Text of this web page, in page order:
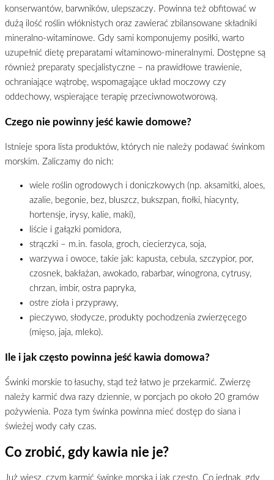
konserwantów, barwników, ulepszaczy. Powinna też obfitować w
dużą ilość roślin włóknistych oraz zawierać zbilansowane składniki
mineralno-witaminowe. Gdy sami komponujemy posiłki, warto
uzupełnić dietę preparatami witaminowo-mineralnymi. Dostępne są
również preparaty specjalistyczne – na prawidłowe trawienie,
ochraniające wątrobę, wspomagające układ moczowy czy
oddechowy, wspierające terapię przeciwnowotworową.
Czego nie powinny jeść kawie domowe?
Istnieje spora lista produktów, których nie należy podawać świnkom
morskim. Zaliczamy do nich:
wiele roślin ogrodowych i doniczkowych (np. aksamitki, aloes,
azalie, begonie, bez, bluszcz, bukszpan, fiołki, hiacynty,
hortensje, irysy, kalie, maki),
liście i gałązki pomidora,
strączki – m.in. fasola, groch, ciecierzyca, soja,
warzywa i owoce, takie jak: kapusta, cebula, szczypior, por,
czosnek, bakłażan, awokado, rabarbar, winogrona, cytrusy,
chrzan, imbir, ostra papryka,
ostre zioła i przyprawy,
pieczywo, słodycze, produkty pochodzenia zwierzęcego
(mięso, jaja, mleko).
Ile i jak często powinna jeść kawia domowa?
Świnki morskie to łasuchy, stąd też łatwo je przekarmić. Zwierzę
należy karmić dwa razy dziennie, w porcjach po około 20 gramów
pożywienia. Poza tym świnka powinna mieć dostęp do siana i
świeżej wody cały czas.
Сo zrobić, gdy kawia nie je?
Już wiesz, czym karmić świnkę morską i jak często. Co jednak, gdy